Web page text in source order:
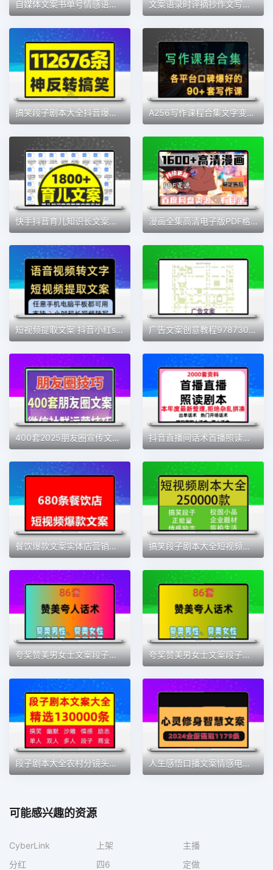
自媒体文案书单号情感语录短视频励志语录口播搞笑段子剧本素材包 文案语录时评摘抄作文写作素材日报金句热点话题佳句word电子锦集
搞笑段子剧本大全抖音爆笑双人单人短视频沙雕文案语录神反转素材 A256写作课程合集文字变现文案写作视频教程新媒体写作训练营书
快手抖音育儿知识长文案口播书单号素材制作方法教程母婴家庭教育 漫画全集高清电子版PDF格式自动发货在线观看
短视频提取文案 抖音小红shu一键转文字神器会员语音录音电脑手机 广告文案创意教程9787301122310北京大学出版社
400套2025朋友圈宣传文案技巧高质量文案配图朋友圈包装高清素材 抖音直播间话术首播照读剧本新人主播卖货留人经验分享文案稿大全
餐饮爆款文案实体店营销短视频创业招学员培训课程同城号美食文案 搞笑段子剧本大全短视频抖音快手情感励志正能量情侣文案脚本素材
夸奖赞美男女士文案段子老师表扬学生孩子夸人的语录句子话术模板 夸奖赞美男女士文案段子老师表扬学生孩子夸人的语录句子话术模板
段子剧本大全农村分镜头短影片搞笑拍段子脚本脱口秀文案语录素材 人生感悟口播文案情感电台治愈励志哲理故事鸡汤共鸣处世之道素材
可能感兴趣的资源
CyberLink 上架
主播
分红
四6
定做